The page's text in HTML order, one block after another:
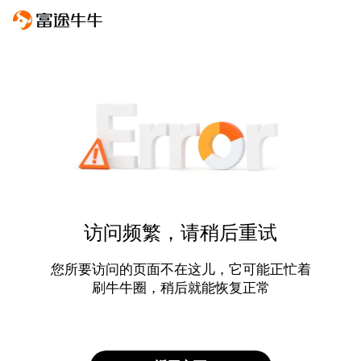
访问频繁，请稍后重试
您所要访问的页面不在这儿，它可能正忙着
刷牛牛圈，稍后就能恢复正常